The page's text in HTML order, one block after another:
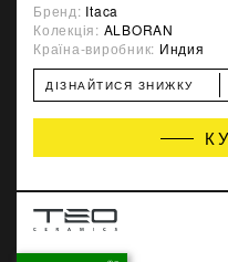
Бренд: Itaca
Колекція: ALBORAN
Країна-виробник: Индия
ДІЗНАЙТИСЯ ЗНИЖКУ